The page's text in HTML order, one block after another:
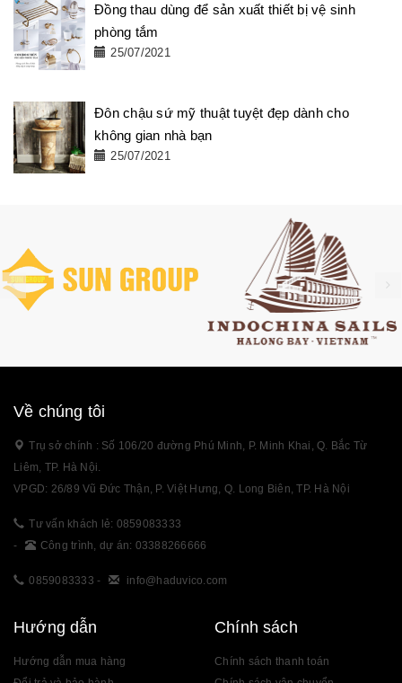
Đồng thau dùng để sản xuất thiết bị vệ sinh
phòng tắm
25/07/2021
Đôn chậu sứ mỹ thuật tuyệt đẹp dành cho
không gian nhà bạn
25/07/2021
Về chúng tôi
Trụ sở chính : Số 106/20 đường Phú Minh, P. Minh Khai, Q. Bắc Từ
Liêm, TP. Hà Nội.
VPGD: 26/89 Vũ Đức Thận, P. Việt Hưng, Q. Long Biên, TP. Hà Nội
Tư vấn khách lẻ: 0859083333
-
Công trình, dự án: 03388266666
0859083333 - info@haduvico.com
Hướng dẫn
Hướng dẫn mua hàng
Chính sách
Chính sách thanh toán